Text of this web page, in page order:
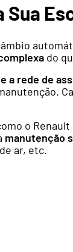
do
a rede de
o Renault
manutenção
ar, etc.